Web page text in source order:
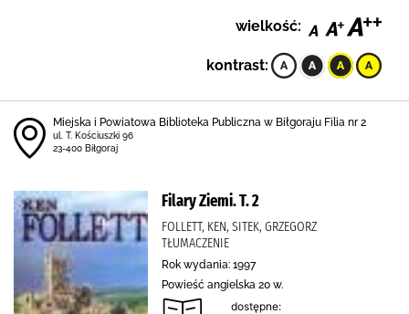
wielkość:
kontrast:
Miejska i Powiatowa Biblioteka Publiczna w Biłgoraju Filia nr 2
ul. T. Kościuszki 96
23-400 Biłgoraj
Filary Ziemi. T. 2
FOLLETT, KEN, SITEK, GRZEGORZ
TŁUMACZENIE
Rok wydania: 1997
Powieść angielska 20 w.
dostępne: